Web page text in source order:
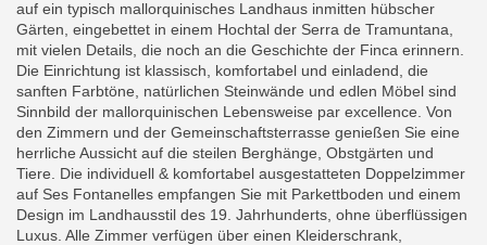
auf ein typisch mallorquinisches Landhaus inmitten hübscher
Gärten, eingebettet in einem Hochtal der Serra de Tramuntana,
mit vielen Details, die noch an die Geschichte der Finca erinnern.
Die Einrichtung ist klassisch, komfortabel und einladend, die
sanften Farbtöne, natürlichen Steinwände und edlen Möbel sind
Sinnbild der mallorquinischen Lebensweise par excellence. Von
den Zimmern und der Gemeinschaftsterrasse genießen Sie eine
herrliche Aussicht auf die steilen Berghänge, Obstgärten und
Tiere. Die individuell & komfortabel ausgestatteten Doppelzimmer
auf Ses Fontanelles empfangen Sie mit Parkettboden und einem
Design im Landhausstil des 19. Jahrhunderts, ohne überflüssigen
Luxus. Alle Zimmer verfügen über einen Kleiderschrank,